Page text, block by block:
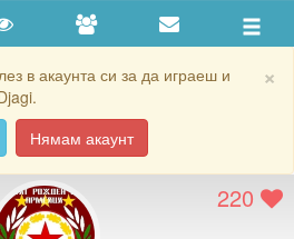
×
в акаунта си за да играеш и
Нямам акаунт
220